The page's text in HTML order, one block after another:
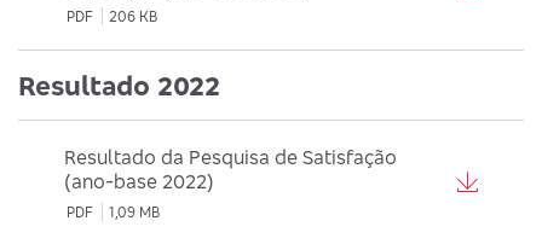
PDF 206 KB
Resultado 2022
Resultado da Pesquisa de Satisfação
(ano-base 2022)
PDF 1,09 MB